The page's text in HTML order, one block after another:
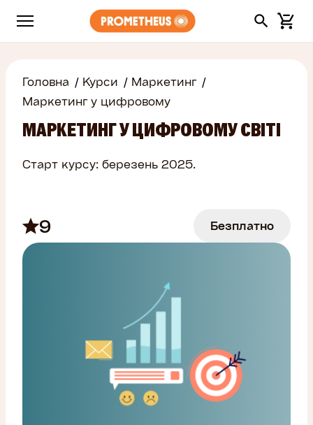
Головна Курси
Маркетинг
Маркетинг у цифровому
МАРКЕТИНГ У ЦИФРОВОМУ СВІТІ
Старт курсу: березень 2025.
9 Безплатно